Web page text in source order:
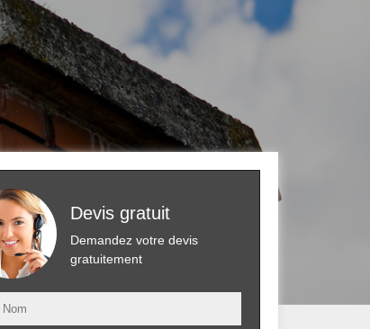
Devis gratuit
Demandez votre devis
gratuitement